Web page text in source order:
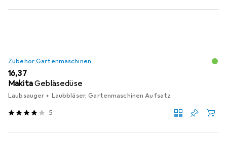
Zubehör Gartenmaschinen
EUR
16,37
MakitaGebläsedüse
Laubsauger + Laubbläser, Gartenmaschinen Aufsatz
5